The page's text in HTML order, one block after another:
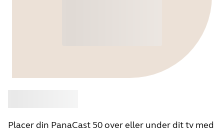
Placer din PanaCast 50 over eller under dit tv med